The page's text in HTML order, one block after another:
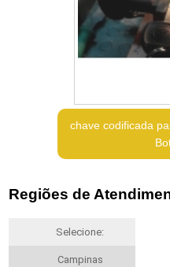
chave codificada
Regiões de
Selecione:
Campinas